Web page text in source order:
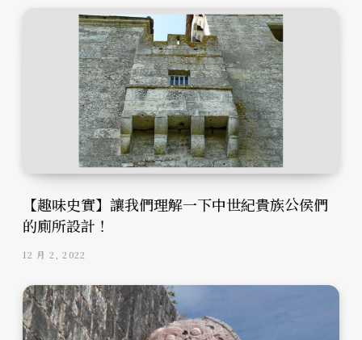
【趣味史實】讓我們理解一下中世紀貴族公侯們
的廁所設計！
12 月 2, 2022